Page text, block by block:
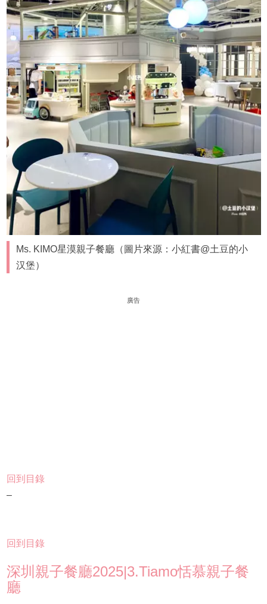
Ms. KIMO星漠親子餐廳（圖片來源：小紅書@土豆的小
汉堡）
廣告
回到目錄
–
回到目錄
深圳親子餐廳2025|3.Tiamo恬慕親子餐
廳